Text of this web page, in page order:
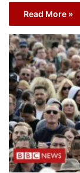
Read More »